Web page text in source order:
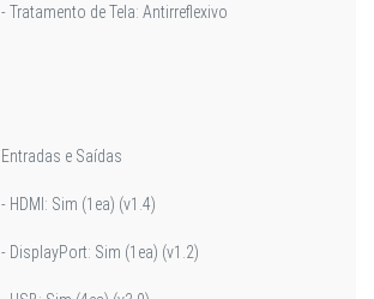
- Tratamento de Tela: Antirreflexivo
Entradas e Saídas
- HDMI: Sim (1ea) (v1.4)
- DisplayPort: Sim (1ea) (v1.2)